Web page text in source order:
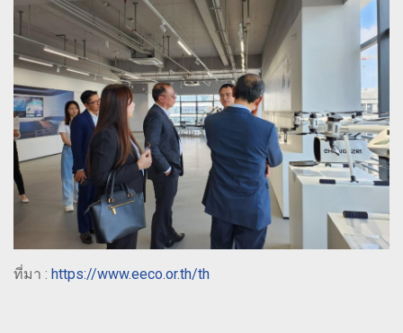
ที่มา : https://www.eeco.or.th/th